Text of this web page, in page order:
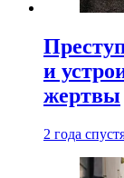
и
жертвы
2 года